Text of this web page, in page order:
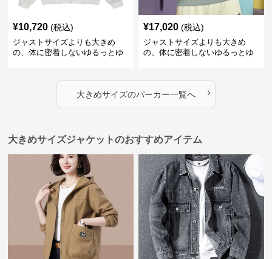
¥10,720 (税込)
ジャストサイズよりも大きめ
の、体に密着しないゆるっとゆ
アップパーカー
¥17,020 (税込)
ジャストサイズよりも大きめ
の、体に密着しないゆるっとゆ
大きめサイズのパーカー一覧へ ›
大きめサイズジャケットのおすすめアイテム